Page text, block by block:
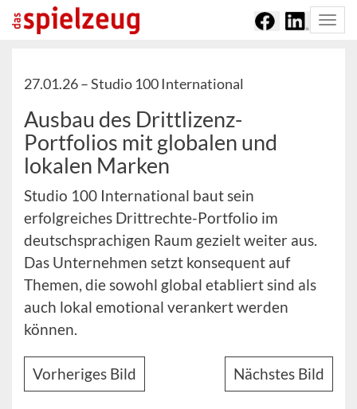
27.01.26 –Studio 100 International
Ausbau des Drittlizenz-
Portfolios mit globalen und
lokalen Marken
Studio 100 International baut sein
erfolgreiches Drittrechte-Portfolio im
deutschsprachigen Raum gezielt weiter aus.
Das Unternehmen setzt konsequent auf
Themen, die sowohl global etabliert sind als
auch lokal emotional verankert werden
können.
Vorheriges Bild Nächstes Bild